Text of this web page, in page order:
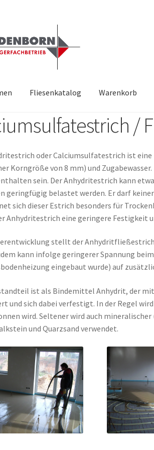
Fliesenkatalog Warenkorb
Vintage Fliesen, Reservefliesen,
DatenschutzhinweiseImpressumKontakt
/
oder Calciumsulfatestrich ist
Korngröße von 8 mm) und
sein. Der Anhydritestrich kann
geringfügig belastet werden. Er darf
sich dieser Estrich besonders für
Anhydritestrich eine geringere Festigkeit
stellt der
kann infolge geringerer Spannung
eingebaut wurde) auf
ist als Bindemittel Anhydrit, der
und sich dabei verfestigt. In der Regel
wird. Seltener wird auch
und Quarzsand verwendet.